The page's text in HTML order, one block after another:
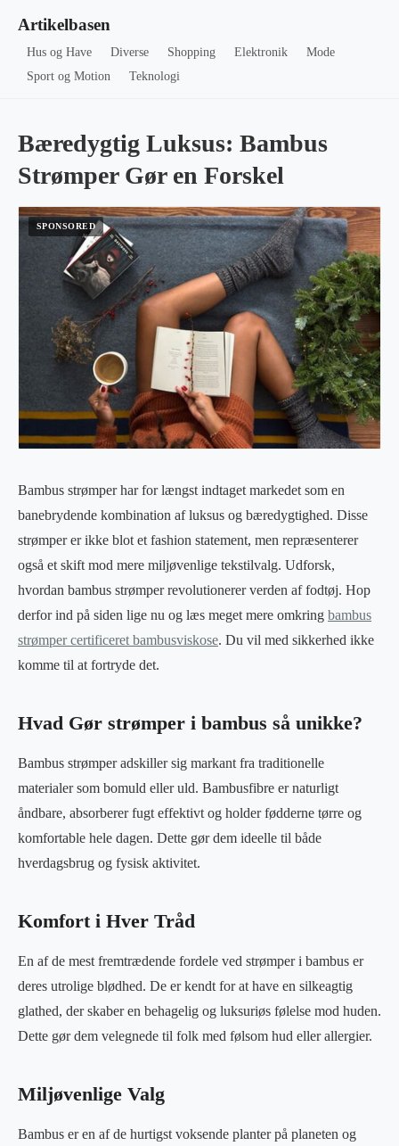
Artikelbasen
Hus og Have Diverse Shopping Elektronik
Mode
Sport og Motion
Teknologi
Bæredygtig Luksus: Bambus
Strømper Gør en Forskel
Bambus strømper har for længst indtaget markedet som en
banebrydende kombination af luksus og bæredygtighed. Disse
strømper er ikke blot et fashion statement, men repræsenterer
også et skift mod mere miljøvenlige tekstilvalg. Udforsk,
hvordan bambus strømper revolutionerer verden af fodtøj. Hop
derfor ind på siden lige nu og læs meget mere omkring bambus
strømper certificeret bambusviskose. Du vil med sikkerhed ikke
komme til at fortryde det.
Hvad Gør strømper i bambus så unikke?
Bambus strømper adskiller sig markant fra traditionelle
materialer som bomuld eller uld. Bambusfibre er naturligt
åndbare, absorberer fugt effektivt og holder fødderne tørre og
komfortable hele dagen. Dette gør dem ideelle til både
hverdagsbrug og fysisk aktivitet.
Komfort i Hver Tråd
En af de mest fremtrædende fordele ved strømper i bambus er
deres utrolige blødhed. De er kendt for at have en silkeagtig
glathed, der skaber en behagelig og luksuriøs følelse mod huden.
Dette gør dem velegnede til folk med følsom hud eller allergier.
Miljøvenlige Valg
Bambus er en af ​​de hurtigst voksende planter på planeten og